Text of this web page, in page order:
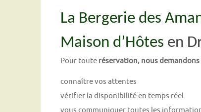
La Bergerie des
Maison d’Hôtes en
Pour toute réservation, nous demandons
connaître vos attentes
vérifier la disponibilité en temps réel